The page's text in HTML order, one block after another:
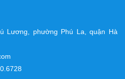
Lương, phường Phú La, quận Hà